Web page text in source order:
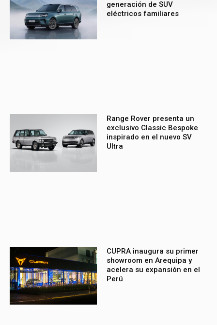
generación de SUV
eléctricos familiares
Range Rover presenta un
exclusivo Classic Bespoke
inspirado en el nuevo SV
Ultra
CUPRA inaugura su primer
showroom en Arequipa y
acelera su expansión en el
Perú